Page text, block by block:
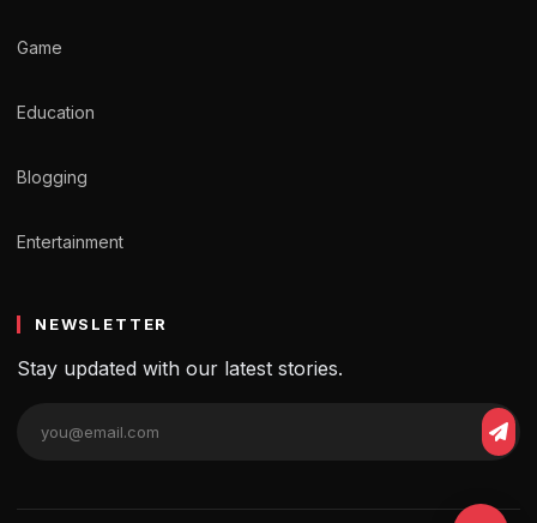
Game
Education
Blogging
Entertainment
NEWSLETTER
Stay updated with our latest stories.